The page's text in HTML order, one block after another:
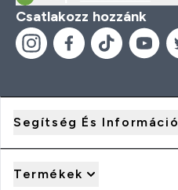
Csatlakozz hozzánk
Segítség És Információ
Termékek